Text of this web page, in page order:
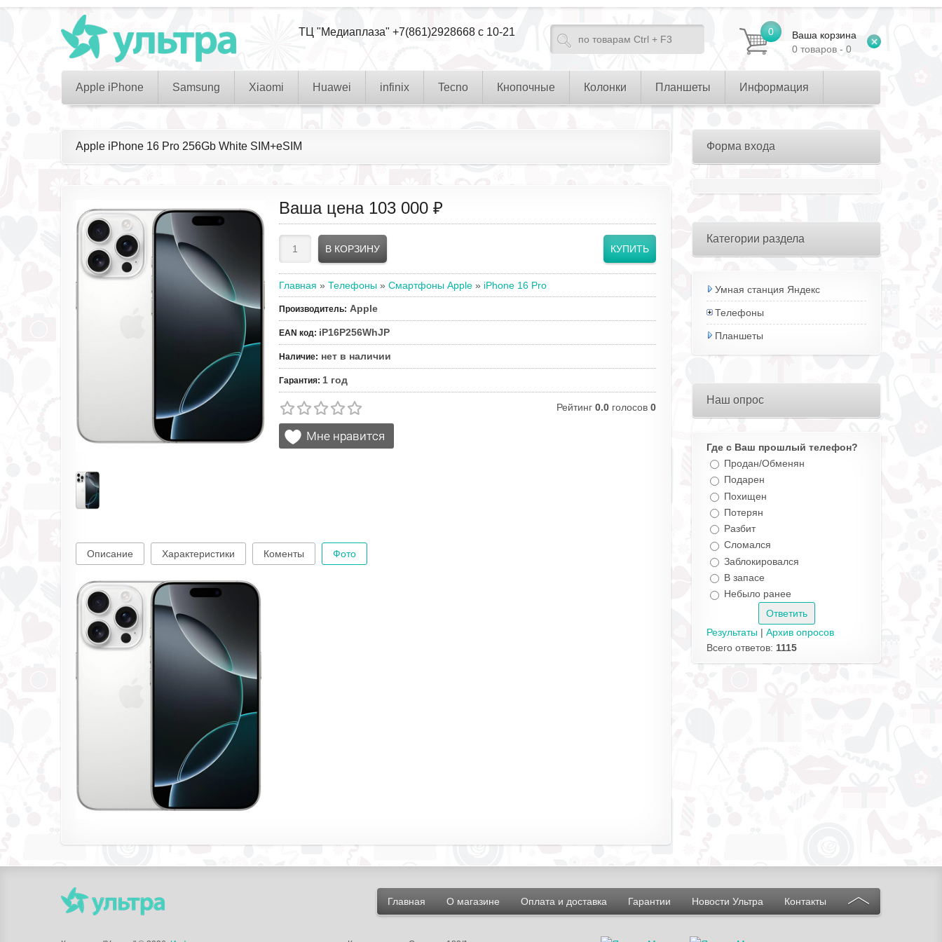
0
Ваша корзина
0 товаров - 0
ТЦ "Медиаплаза" +7(861)2928668 с 10-21
Apple iPhone Samsung Xiaomi Huawei infinix Tecno Кнопочные Колонки Планшеты Информация
Apple iPhone 16 Pro 256Gb White SIM+eSIM
Ваша цена 103 000 ₽
Главная » Телефоны » Смартфоны Apple » iPhone 16 Pro
Производитель: Apple
EAN код: iP16P256WhJP
Наличие: нет в наличии
Гарантия: 1 год
Рейтинг 0.0 голосов 0
Описание Характеристики Коменты Фото
Форма входа
Категории раздела
Умная станция Яндекс
Телефоны
Планшеты
Наш опрос
Где с Ваш прошлый телефон?
Продан/Обменян
Подарен
Похищен
Потерян
Разбит
Сломался
Заблокировался
В запасе
Небыло ранее
Результаты | Архив опросов
Всего ответов: 1115
Главная О магазине Оплата и доставка Гарантии Новости Ультра Контакты